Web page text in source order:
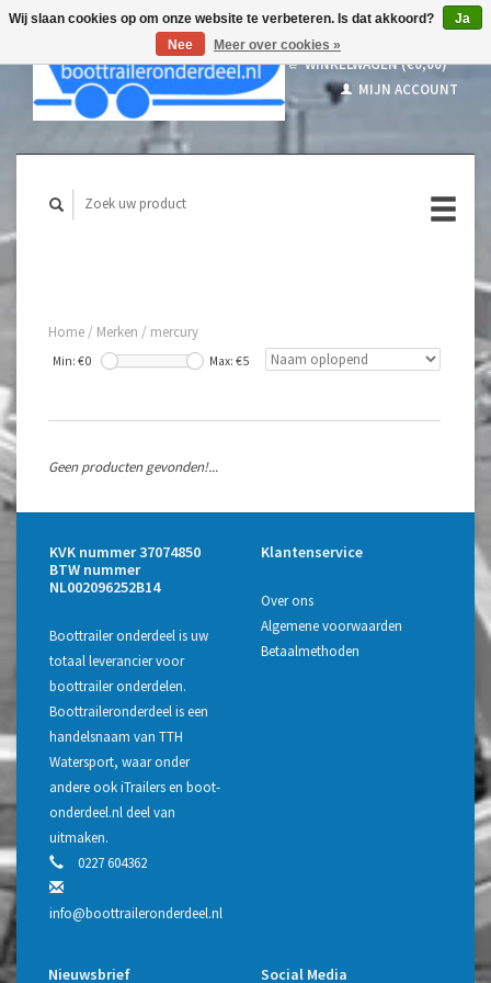
WINKELWAGEN (€0,00)
MIJN ACCOUNT
Home / Merken / mercury
Min: €0 Max: €5
Geen producten gevonden!...
KVK nummer 37074850
BTW nummer
NL002096252B14
Boottrailer onderdeel is uw
totaal leverancier voor
boottrailer onderdelen.
Boottraileronderdeel is een
handelsnaam van TTH
Watersport, waar onder
andere ook iTrailers en boot-
onderdeel.nl deel van
uitmaken.
0227 604362
info@boottraileronderdeel.nl
Klantenservice
Over ons
Algemene voorwaarden
Betaalmethoden
Nieuwsbrief Social Media
Wij slaan cookies op om onze website te verbeteren. Is dat akkoord?
Ja
Nee
Meer over cookies »